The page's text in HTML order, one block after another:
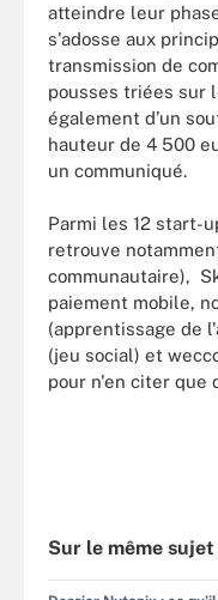
atteindre leur
s'adosse aux
transmission de
pousses triées sur
également d’un
hauteur de 4 500
un communiqué.
Parmi les 12 start-
retrouve
communautaire),
paiement mobile,
(apprentissage de
(jeu social) et
pour n'en citer que
Sur le même sujet